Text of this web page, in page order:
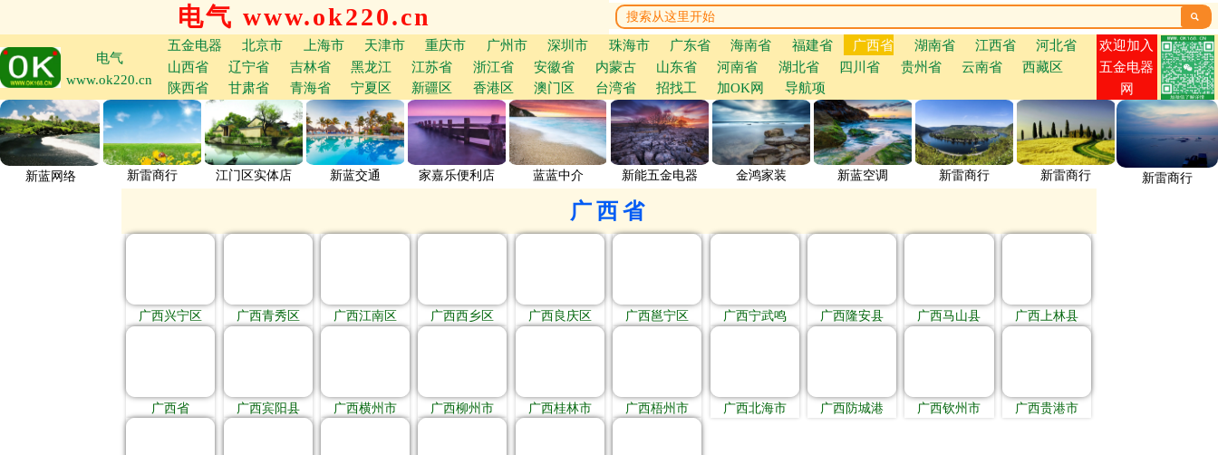
电气 www.ok220.cn 
电气
www.ok220.cn
五金电器 北京市 上海市 天津市 重庆市 广州市 深圳市 珠海市 广东省 海南省 福建省 广西省 湖南省 江西省
河北省
山西省
辽宁省 吉林省 黑龙江 江苏省 浙江省 安徽省 内蒙古 山东省 河南省 湖北省 四川省 贵州省 云南省
西藏区
陕西省
甘肃省 青海省 宁夏区 新疆区 香港区 澳门区 台湾省 招找工 加OK网 导航项
欢迎加入
五金电器
网
新蓝网络 新雷商行 江门区实体店 新蓝交通 家嘉乐便利店 蓝蓝中介 新能五金电器 金鸿家装 新蓝空调 新雷商行 新雷商行 新雷商行
广西省
广西兴宁区 广西青秀区 广西江南区 广西西乡区 广西良庆区 广西邕宁区 广西宁武鸣 广西隆安县 广西马山县 广西上林县
广西省 广西宾阳县 广西横州市 广西柳州市 广西桂林市 广西梧州市 广西北海市 广西防城港 广西钦州市 广西贵港市